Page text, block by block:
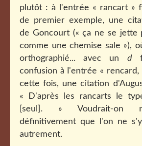
plutôt : à l'entrée « rancart »
de premier exemple, une
de Goncourt («ça ne se jette
comme une chemise sale »),
orthographié... avec un d
confusion à l'entrée « rencard,
cette fois, une citation
« D'après les rancarts le
[seul]. » Voudrait-on
définitivement que l'on ne
autrement.